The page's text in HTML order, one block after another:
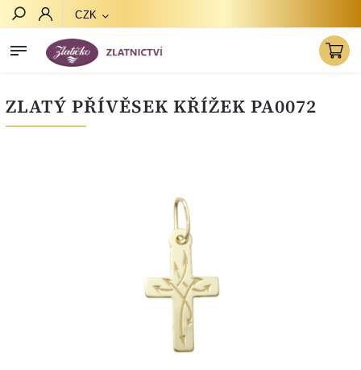
CZK
ZLATÝ PŘÍVĚSEK KŘÍŽEK PA0072